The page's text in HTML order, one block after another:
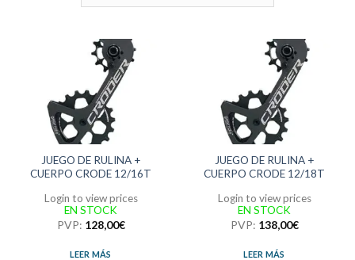
JUEGO DE RULINA +
CUERPO CRODE 12/16T
Login to view prices
EN STOCK
PVP: 128,00€
LEER MÁS
JUEGO DE RULINA +
CUERPO CRODE 12/18T
Login to view prices
EN STOCK
PVP: 138,00€
LEER MÁS